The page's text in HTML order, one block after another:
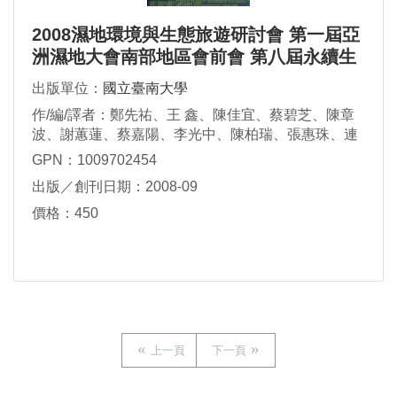
2008濕地環境與生態旅遊研討會 第一屆亞
洲濕地大會南部地區會前會 第八屆永續生
態旅遊研討會 聯合會 論文集
出版單位： 國立臺南大學
作/編/譯者：鄭先祐、王 鑫、陳佳宜、蔡碧芝、陳章
波、謝蕙蓮、蔡嘉陽、李光中、陳柏瑞、張惠珠、連
忠勇、郭伊彬、陳啟松、吳宏謀、郭進慶、施鴻志、
GPN：1009702454
出版／創刊日期：2008-09
價格：450
上一頁 下一頁